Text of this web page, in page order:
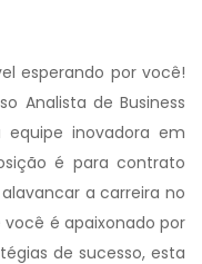
esperando por você!
Analista de Business
inovadora em
é para contrato
a carreira no
é apaixonado por
de sucesso, esta